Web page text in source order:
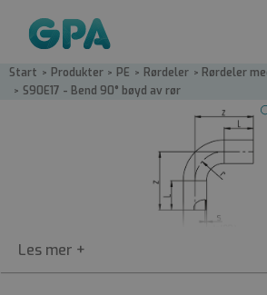
Start / Produkter / PE / Rørdeler / Rørdeler
/ S90E17 - Bend 90° bøyd av rør